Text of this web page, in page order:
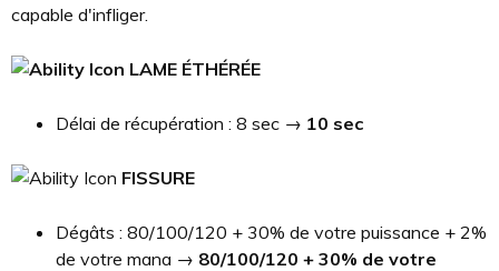
capable d'infliger.
LAME ÉTHÉRÉE
Délai de récupération : 8 sec → 10 sec
FISSURE
Dégâts : 80/100/120 + 30% de votre puissance + 2%
de votre mana → 80/100/120 + 30% de votre